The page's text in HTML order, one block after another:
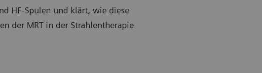
HF-Spulen und klärt, wie diese
der MRT in der Strahlentherapie